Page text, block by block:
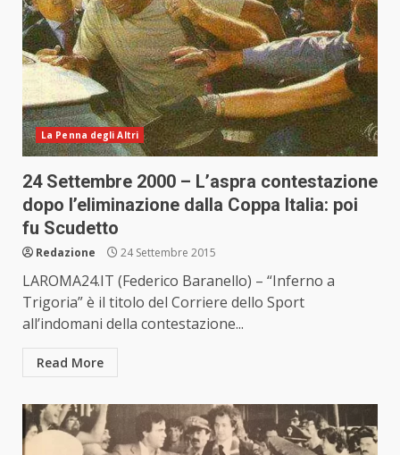
La Penna degli Altri
24 Settembre 2000 – L’aspra contestazione
dopo l’eliminazione dalla Coppa Italia: poi
fu Scudetto
Redazione 24 Settembre 2015
LAROMA24.IT (Federico Baranello) – “Inferno a
Trigoria” è il titolo del Corriere dello Sport
all’indomani della contestazione...
Read More